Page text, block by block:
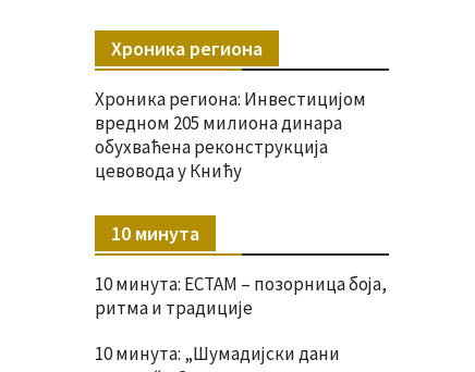
Хроника региона
Хроника региона: Инвестицијом
вредном 205 милиона динара
обухваћена реконструкција
цевовода у Книћу
10 минута
10 минута: ЕСТАМ – позорница боја,
ритма и традиције
10 минута: „Шумадијски дани